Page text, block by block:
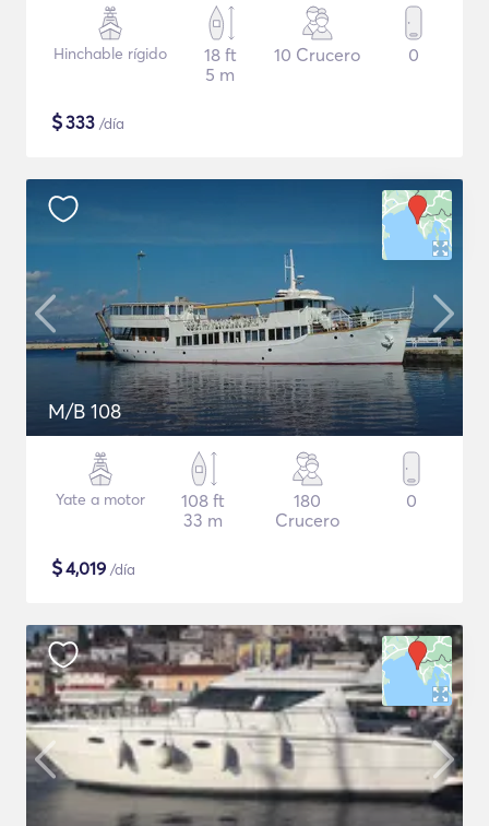
Hinchable rígido
18 ft
5 m
10 Crucero 0
$333 /día
M/B 108
Yate a motor
108 ft
33 m
180
Crucero
0
$4,019 /día